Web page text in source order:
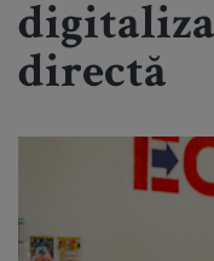
directă